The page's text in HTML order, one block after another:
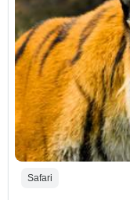
Safari